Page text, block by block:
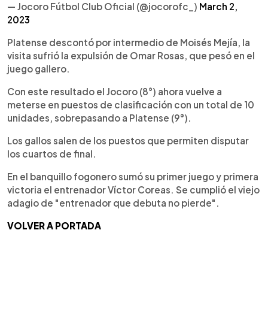
— Jocoro Fútbol Club Oficial (@jocorofc_) March 2,
2023
Platense descontó por intermedio de Moisés Mejía, la
visita sufrió la expulsión de Omar Rosas, que pesó en el
juego gallero.
Con este resultado el Jocoro (8°) ahora vuelve a
meterse en puestos de clasificación con un total de 10
unidades, sobrepasando a Platense (9°).
Los gallos salen de los puestos que permiten disputar
los cuartos de final.
En el banquillo fogonero sumó su primer juego y primera
victoria el entrenador Víctor Coreas. Se cumplió el viejo
adagio de "entrenador que debuta no pierde".
VOLVER A PORTADA